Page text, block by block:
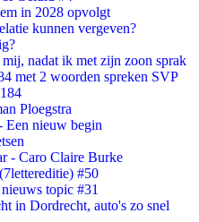
in 2028 opvolgt
kunnen vergeven?
nadat ik met zijn zoon sprak
met 2 woorden spreken SVP
Ploegstra
Een nieuw begin
- Caro Claire Burke
#50
topic #31
in Dordrecht, auto's zo snel